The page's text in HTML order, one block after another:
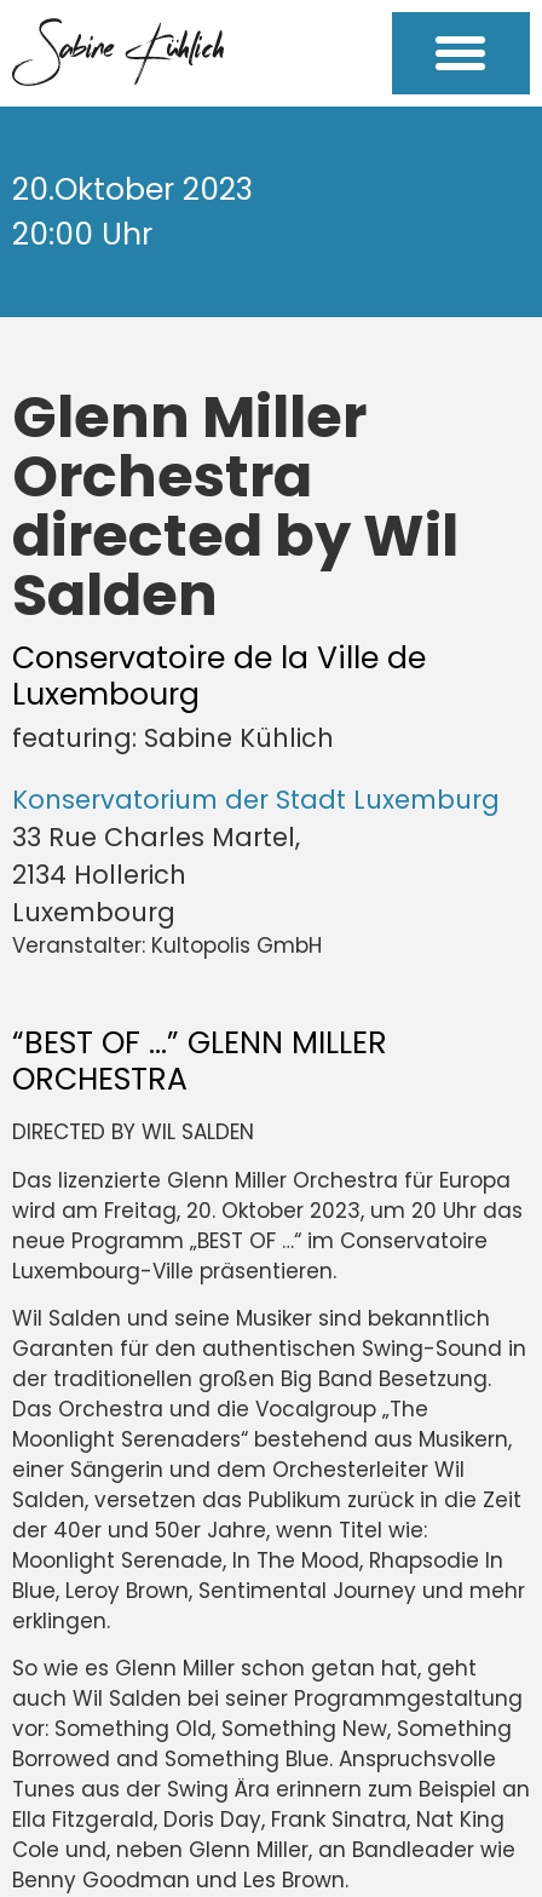
20.Oktober 2023
20:00 Uhr
Glenn Miller
Orchestra
directed by Wil
Salden
Conservatoire de la Ville de
Luxembourg
featuring: Sabine Kühlich
Konservatorium der Stadt Luxemburg
33 Rue Charles Martel,
2134 Hollerich
Luxembourg
Veranstalter: Kultopolis GmbH
“BEST OF …” GLENN MILLER
ORCHESTRA
DIRECTED BY WIL SALDEN
Das lizenzierte Glenn Miller Orchestra für Europa
wird am Freitag, 20. Oktober 2023, um 20 Uhr das
neue Programm „BEST OF …“ im Conservatoire
Luxembourg-Ville präsentieren.
Wil Salden und seine Musiker sind bekanntlich
Garanten für den authentischen Swing-Sound in
der traditionellen großen Big Band Besetzung.
Das Orchestra und die Vocalgroup „The
Moonlight Serenaders“ bestehend aus Musikern,
einer Sängerin und dem Orchesterleiter Wil
Salden, versetzen das Publikum zurück in die Zeit
der 40er und 50er Jahre, wenn Titel wie:
Moonlight Serenade, In The Mood, Rhapsodie In
Blue, Leroy Brown, Sentimental Journey und mehr
erklingen.
So wie es Glenn Miller schon getan hat, geht
auch Wil Salden bei seiner Programmgestaltung
vor: Something Old, Something New, Something
Borrowed and Something Blue. Anspruchsvolle
Tunes aus der Swing Ära erinnern zum Beispiel an
Ella Fitzgerald, Doris Day, Frank Sinatra, Nat King
Cole und, neben Glenn Miller, an Bandleader wie
Benny Goodman und Les Brown.